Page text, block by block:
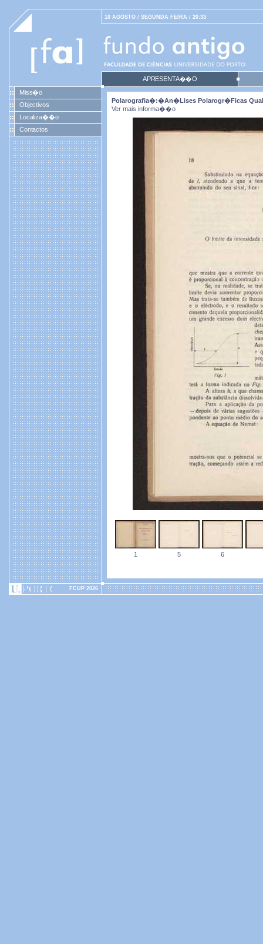
10 AGOSTO / SEGUNDA FEIRA / 20:33
APRESENTA��O
Miss�o
Objectivos
Localiza��o
Contactos
Polarografia�:�an�lises Polarogr�ficas
Ver mais informa��o
1 5 6
FCUP 2026